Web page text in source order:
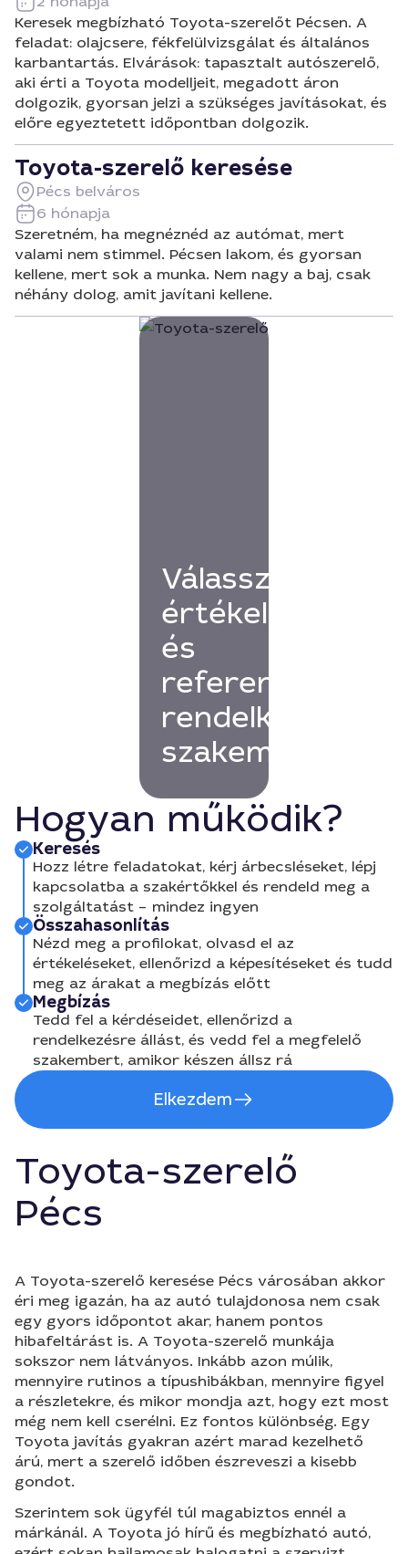
Keresek megbízható Toyota-szerelőt Pécsen. A
feladat: olajcsere, fékfelülvizsgálat és általános
karbantartás. Elvárások: tapasztalt autószerelő,
aki érti a Toyota modelljeit, megadott áron
dolgozik, gyorsan jelzi a szükséges javításokat, és
előre egyeztetett időpontban dolgozik.
Toyota-szerelő keresése
Pécs belváros
6 hónapja
Szeretném, ha megnéznéd az autómat, mert
valami nem stimmel. Pécsen lakom, és gyorsan
kellene, mert sok a munka. Nem nagy a baj, csak
néhány dolog, amit javítani kellene.
Válassz
értékelésekkel
és
referenciákkal
rendelkező
szakembert!
Hogyan működik?
Keresés
Hozz létre feladatokat, kérj árbecsléseket, lépj
kapcsolatba a szakértőkkel és rendeld meg a
szolgáltatást – mindez ingyen
Összahasonlítás
Nézd meg a profilokat, olvasd el az
értékeléseket, ellenőrizd a képesítéseket és tudd
meg az árakat a megbízás előtt
Megbízás
Tedd fel a kérdéseidet, ellenőrizd a
rendelkezésre állást, és vedd fel a megfelelő
szakembert, amikor készen állsz rá
Elkezdem
Toyota-szerelő
Pécs
A Toyota-szerelő keresése Pécs városában akkor
éri meg igazán, ha az autó tulajdonosa nem csak
egy gyors időpontot akar, hanem pontos
hibafeltárást is. A Toyota-szerelő munkája
sokszor nem látványos. Inkább azon múlik,
mennyire rutinos a típushibákban, mennyire figyel
a részletekre, és mikor mondja azt, hogy ezt most
még nem kell cserélni. Ez fontos különbség. Egy
Toyota javítás gyakran azért marad kezelhető
árú, mert a szerelő időben észreveszi a kisebb
gondot.
Szerintem sok ügyfél túl magabiztos ennél a
márkánál. A Toyota jó hírű és megbízható autó,